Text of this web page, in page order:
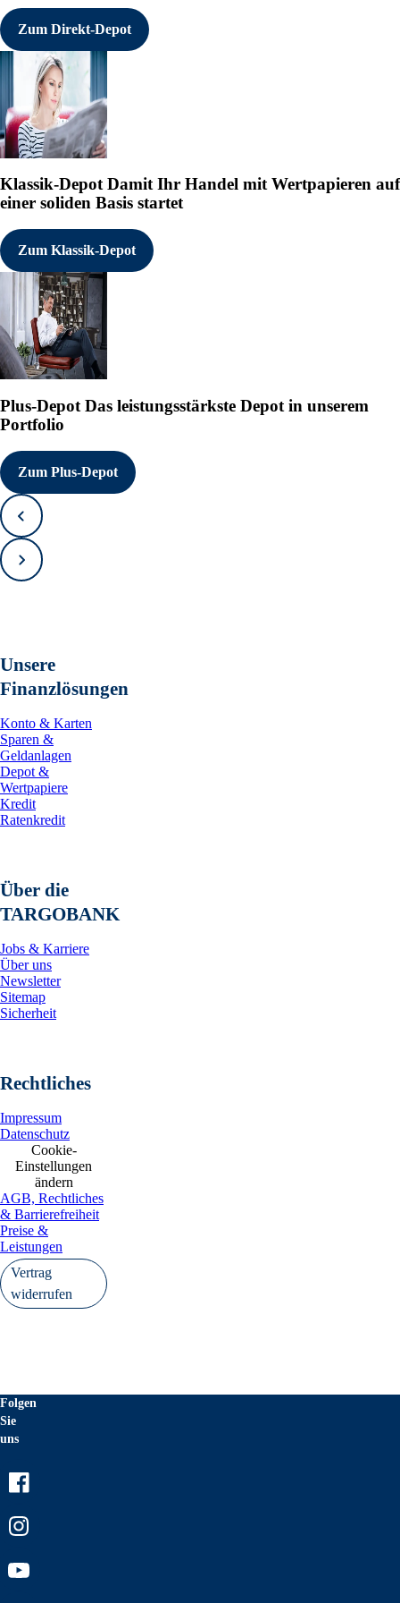
Zum Direkt-Depot
Klassik-DepotDamit Ihr Handel mit Wertpapieren auf
einer soliden Basis startet
Zum Klassik-Depot
Plus-Depot Das leistungsstärkste Depot in unserem
Portfolio
Zum Plus-Depot
Zurück
Vorwärts
Unsere
Finanzlösungen
Konto & Karten
Sparen &
Geldanlagen
Depot &
Wertpapiere
Kredit
Ratenkredit
Über die
TARGOBANK
Jobs & Karriere
Über uns
Newsletter
Sitemap
Sicherheit
Rechtliches
Impressum
Datenschutz
Cookie-
Einstellungen
ändern
AGB, Rechtliches
& Barrierefreiheit
Preise &
Leistungen
Vertrag
widerrufen
Folgen
Sie
uns
Youtube